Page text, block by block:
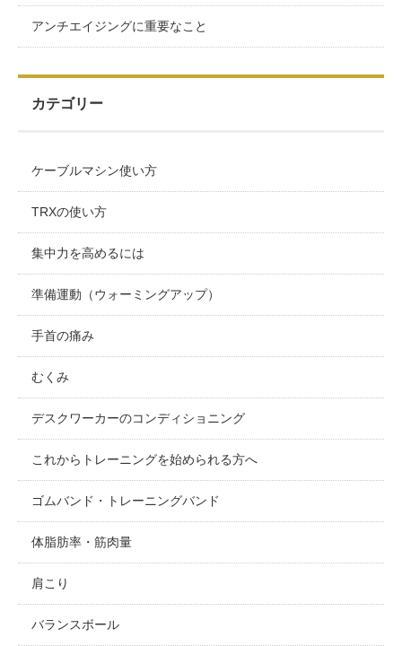
アンチエイジングに重要なこと
カテゴリー
ケーブルマシン使い方
TRXの使い方
集中力を高めるには
準備運動（ウォーミングアップ）
手首の痛み
むくみ
デスクワーカーのコンディショニング
これからトレーニングを始められる方へ
ゴムバンド・トレーニングバンド
体脂肪率・筋肉量
肩こり
バランスボール